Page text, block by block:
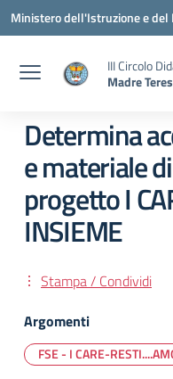
Vai ai contenuti
Vai al menu di navigazione
Vai al footer
Ministero dell'Istruzione e del
III Circolo
Madre
Determina
e materiale
progetto I
INSIEME
Stampa / Condividi
Argomenti
FSE - I CARE-